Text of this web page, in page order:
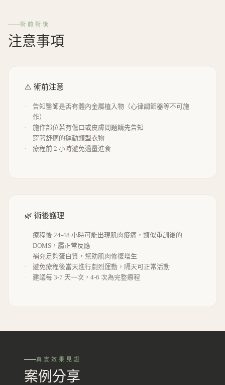
術前術後
注意事項
⚠️ 術前注意
告知醫師是否有體內金屬植入物（心律調節器等不可施
作）
施作部位若有傷口或皮膚問題請先告知
穿著舒適的運動類型衣物
療程前 2 小時避免過量進食
🌿 術後護理
療程後 24-48 小時可能出現肌肉痠痛，類似重訓後的
DOMS，屬正常反應
補充足夠蛋白質，幫助肌肉修復增生
避免療程後當天進行劇烈運動，隔天可正常活動
建議每 3-7 天一次，4-6 次為完整療程
真實效果見證
案例分享